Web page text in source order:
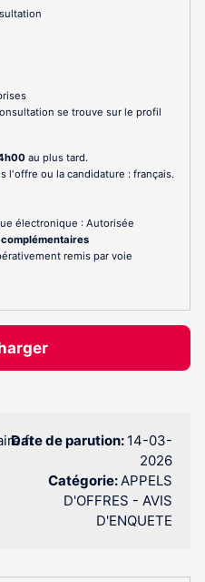
se trouve sur le profil
au plus tard.
l'offre ou la candidature : français.
électronique : Autorisée
remis par voie
Date de parution: 14-03-
2026
Catégorie:APPELS
D'OFFRES - AVIS
D'ENQUETE